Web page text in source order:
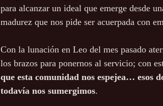
para alcanzar un ideal que emerge desde
madurez que nos pide ser acuerpada con
Con la lunación en Leo del mes pasado
los brazos para ponernos al servicio; con
que esta comunidad nos espejea… esos
todavía nos sumergimos.